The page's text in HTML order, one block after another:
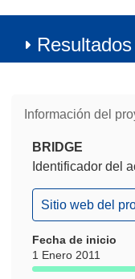
Resultados
Información del
BRIDGE
Identificador del
(se
abrirá
una
nueva
ventana)
Sitio web del
Fecha de inicio
1 Enero 2011